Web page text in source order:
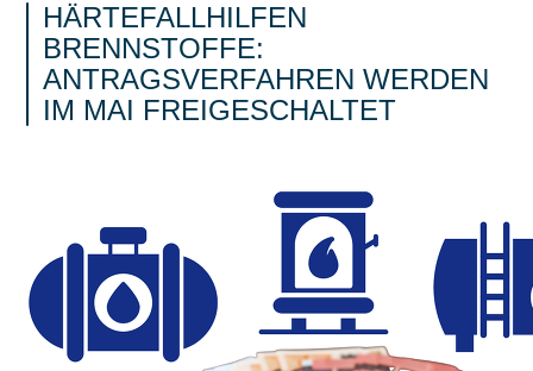
HÄRTEFALLHILFEN
BRENNSTOFFE:
ANTRAGSVERFAHREN WERDEN
IM MAI FREIGESCHALTET